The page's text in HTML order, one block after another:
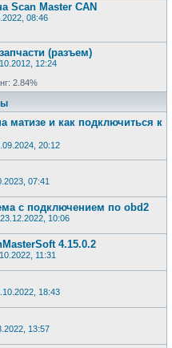
Scan Master CAN
08:46
(разъем)
12:24
2.84%
матизе и как подключиться к
20:12
07:41
с подключением по obd2
23.12.2022, 10:06
4.15.0.2
11:31
18:43
13:57